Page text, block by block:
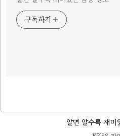
구독하기
알면 알수록 재미